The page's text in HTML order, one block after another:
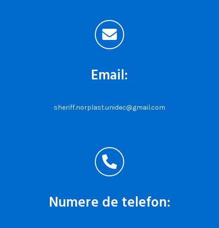
Email:
sheriff.norplast.unidec@gmail.com
Numere de telefon: